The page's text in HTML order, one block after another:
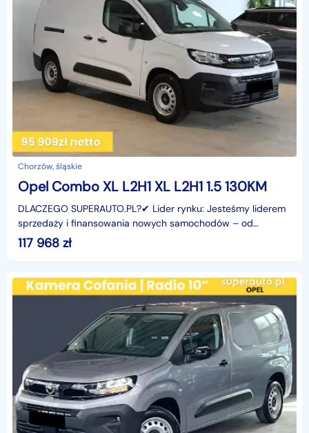
Chorzów, śląskie
Opel Combo XL L2H1 XL L2H1 1.5 130KM
DLACZEGO SUPERAUTO.PL?✔ Lider rynku: Jesteśmy liderem
sprzedaży i finansowania nowych samochodów – od
osobowych, przez dostawcze, po segment premium.✔
117 968 zł